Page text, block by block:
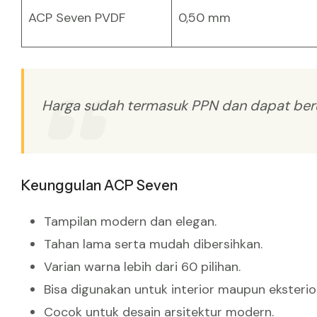
ACP Seven PVDF 0,50 mm
Harga sudah termasuk PPN dan dapat
Keunggulan ACP Seven
Tampilan modern dan elegan.
Tahan lama serta mudah dibersihkan.
Varian warna lebih dari 60 pilihan.
Bisa digunakan untuk interior maupun
Cocok untuk desain arsitektur modern.